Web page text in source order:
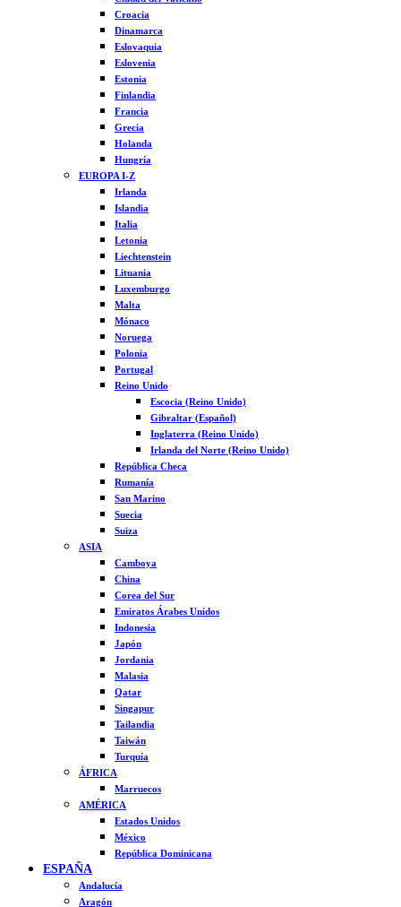
Croacia
Dinamarca
Eslovaquia
Eslovenia
Estonia
Finlandia
Francia
Grecia
Holanda
Hungría
EUROPA I-Z
Irlanda
Islandia
Italia
Letonia
Liechtenstein
Lituania
Luxemburgo
Malta
Mónaco
Noruega
Polonia
Portugal
Reino Unido
Escocia (Reino Unido)
Gibraltar (Español)
Inglaterra (Reino Unido)
Irlanda del Norte (Reino Unido)
República Checa
Rumanía
San Marino
Suecia
Suiza
ASIA
Camboya
China
Corea del Sur
Emiratos Árabes Unidos
Indonesia
Japón
Jordania
Malasia
Qatar
Singapur
Tailandia
Taiwán
Turquía
ÁFRICA
Marruecos
AMÉRICA
Estados Unidos
México
República Dominicana
ESPAÑA
Andalucía
Aragón